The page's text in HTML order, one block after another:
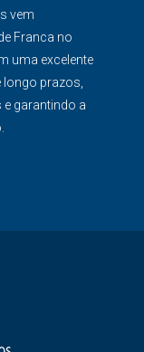
vem
Franca no
uma excelente
prazos,
garantindo a